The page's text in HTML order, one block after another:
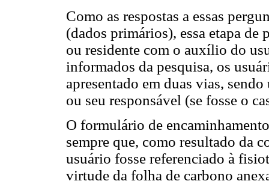
Como as respostas a essas
(dados primários), essa etapa de
ou residente com o auxílio do
informados da pesquisa, os
apresentado em duas vias,
ou seu responsável (se fosse o
O formulário de
sempre que, como resultado da
usuário fosse referenciado à
virtude da folha de carbono